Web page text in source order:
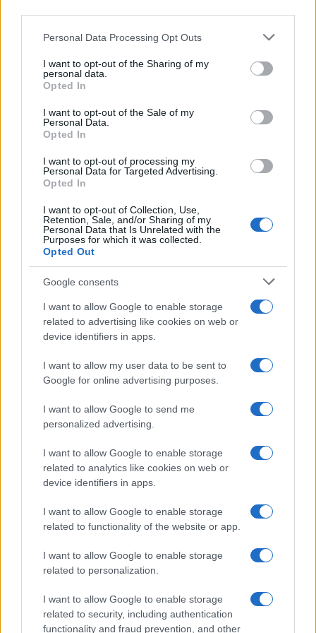
Please note that this website/app uses one or more Google
not limited to your visit or usage behaviour. You may click to
grant or deny consent to Google and its third-party tags to
use your data for below specified purposes in below Google
consent section.
Personal Data Processing Opt Outs
I want to opt-out of the Sharing of my
personal data.
Opted In
I want to opt-out of the Sale of my
Personal Data.
Opted In
I want to opt-out of processing my
Personal Data for Targeted Advertising.
Opted In
I want to opt-out of Collection, Use,
Retention, Sale, and/or Sharing of my
Personal Data that Is Unrelated with the
Purposes for which it was collected.
Opted Out
Google consents
I want to allow Google to enable storage
related to advertising like cookies on web or
device identifiers in apps.
I want to allow my user data to be sent to
Google for online advertising purposes.
I want to allow Google to send me
personalized advertising.
I want to allow Google to enable storage
related to analytics like cookies on web or
device identifiers in apps.
I want to allow Google to enable storage
related to functionality of the website or app.
I want to allow Google to enable storage
related to personalization.
I want to allow Google to enable storage
related to security, including authentication
functionality and fraud prevention, and other
Mobilni operaterjiTelekom Slovenije, Izimobil, A1,
Telemach in T2omogočajo tudi donacij
SMS na
številko 1919. Pošljite ključno besedo
za
donacijo 1€ aliUJMA5
Opozorilo:
sovraštva, nasilja ali nestrpnosti. Komentarji z žaljivimi,
rasističnimi, diskriminatornimi ali nezakonitimi vsebinami bodo
odstranjeni. Pravila komentiranja →
Failed to fetch
Več iz kategorije Novice
Koncert skupine Delta Riff na
Avgust v Kinu Kulturnega doma
premiere, napete zgodbe in
počitniški kino